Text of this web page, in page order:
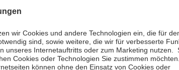
Sie wertvolle Hinweise erhalten, wie
können. Das Modul über
Überblick über mögliche
und wie diese erkannt und